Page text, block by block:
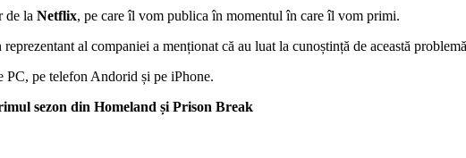
de la Netflix, pe care îl vom publica în momentul în care îl vom primi.
al companiei a menționat că au luat la cunoștință de această
PC, pe telefon Andorid și pe iPhone.
sezon din Homeland și Prison Break